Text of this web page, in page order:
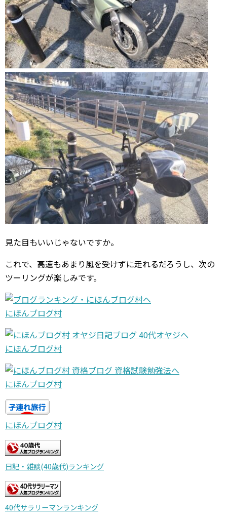
見た目もいいじゃないですか。
これで、高速もあまり風を受けずに走れるだろうし、次の
ツーリングが楽しみです。
にほんブログ村
にほんブログ村
にほんブログ村
にほんブログ村
日記・雑談(40歳代)ランキング
40代サラリーマンランキング